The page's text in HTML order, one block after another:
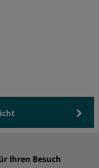
Ihren Besuch